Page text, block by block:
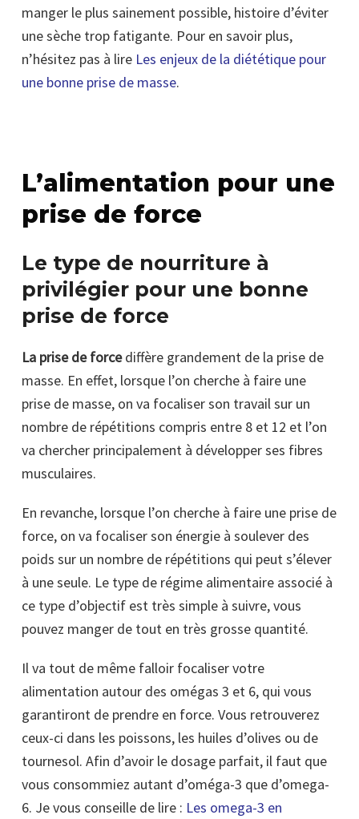
manger le plus sainement possible, histoire d’éviter
une sèche trop fatigante. Pour en savoir plus,
n’hésitez pas à lire Les enjeux de la diététique pour
une bonne prise de masse.
L’alimentation pour une
prise de force
Le type de nourriture à
privilégier pour une bonne
prise de force
La prise de forcediffère grandement de la prise de
masse. En effet, lorsque l’on cherche à faire une
prise de masse, on va focaliser son travail sur un
nombre de répétitions compris entre 8 et 12 et l’on
va chercher principalement à développer ses fibres
musculaires.
En revanche, lorsque l’on cherche à faire une prise de
force, on va focaliser son énergie à soulever des
poids sur un nombre de répétitions qui peut s’élever
à une seule. Le type de régime alimentaire associé à
ce type d’objectif est très simple à suivre, vous
pouvez manger de tout en très grosse quantité.
Il va tout de même falloir focaliser votre
alimentation autour des omégas 3 et 6, qui vous
garantiront de prendre en force. Vous retrouverez
ceux-ci dans les poissons, les huiles d’olives ou de
tournesol. Afin d’avoir le dosage parfait, il faut que
vous consommiez autant d’oméga-3 que d’omega-
6. Je vous conseille de lire : Les omega-3 en